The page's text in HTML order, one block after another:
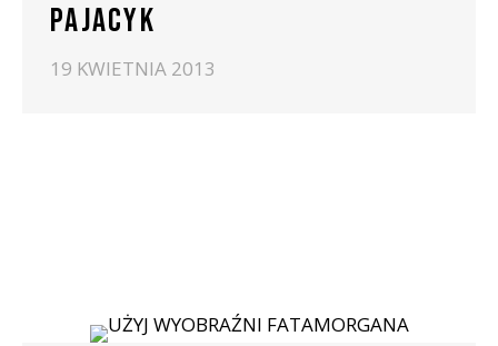
PAJACYK
19 KWIETNIA 2013